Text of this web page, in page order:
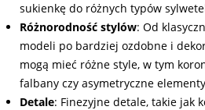
sukienkę do różnych typów
Różnorodność stylów: Od
modeli po bardziej ozdobne i
mogą mieć różne style, w tym
falbany czy asymetryczne
Detale: Finezyjne detale, takie jak